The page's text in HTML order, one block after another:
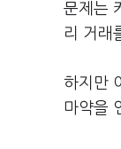
문제는
리 거래
하지만
마약을